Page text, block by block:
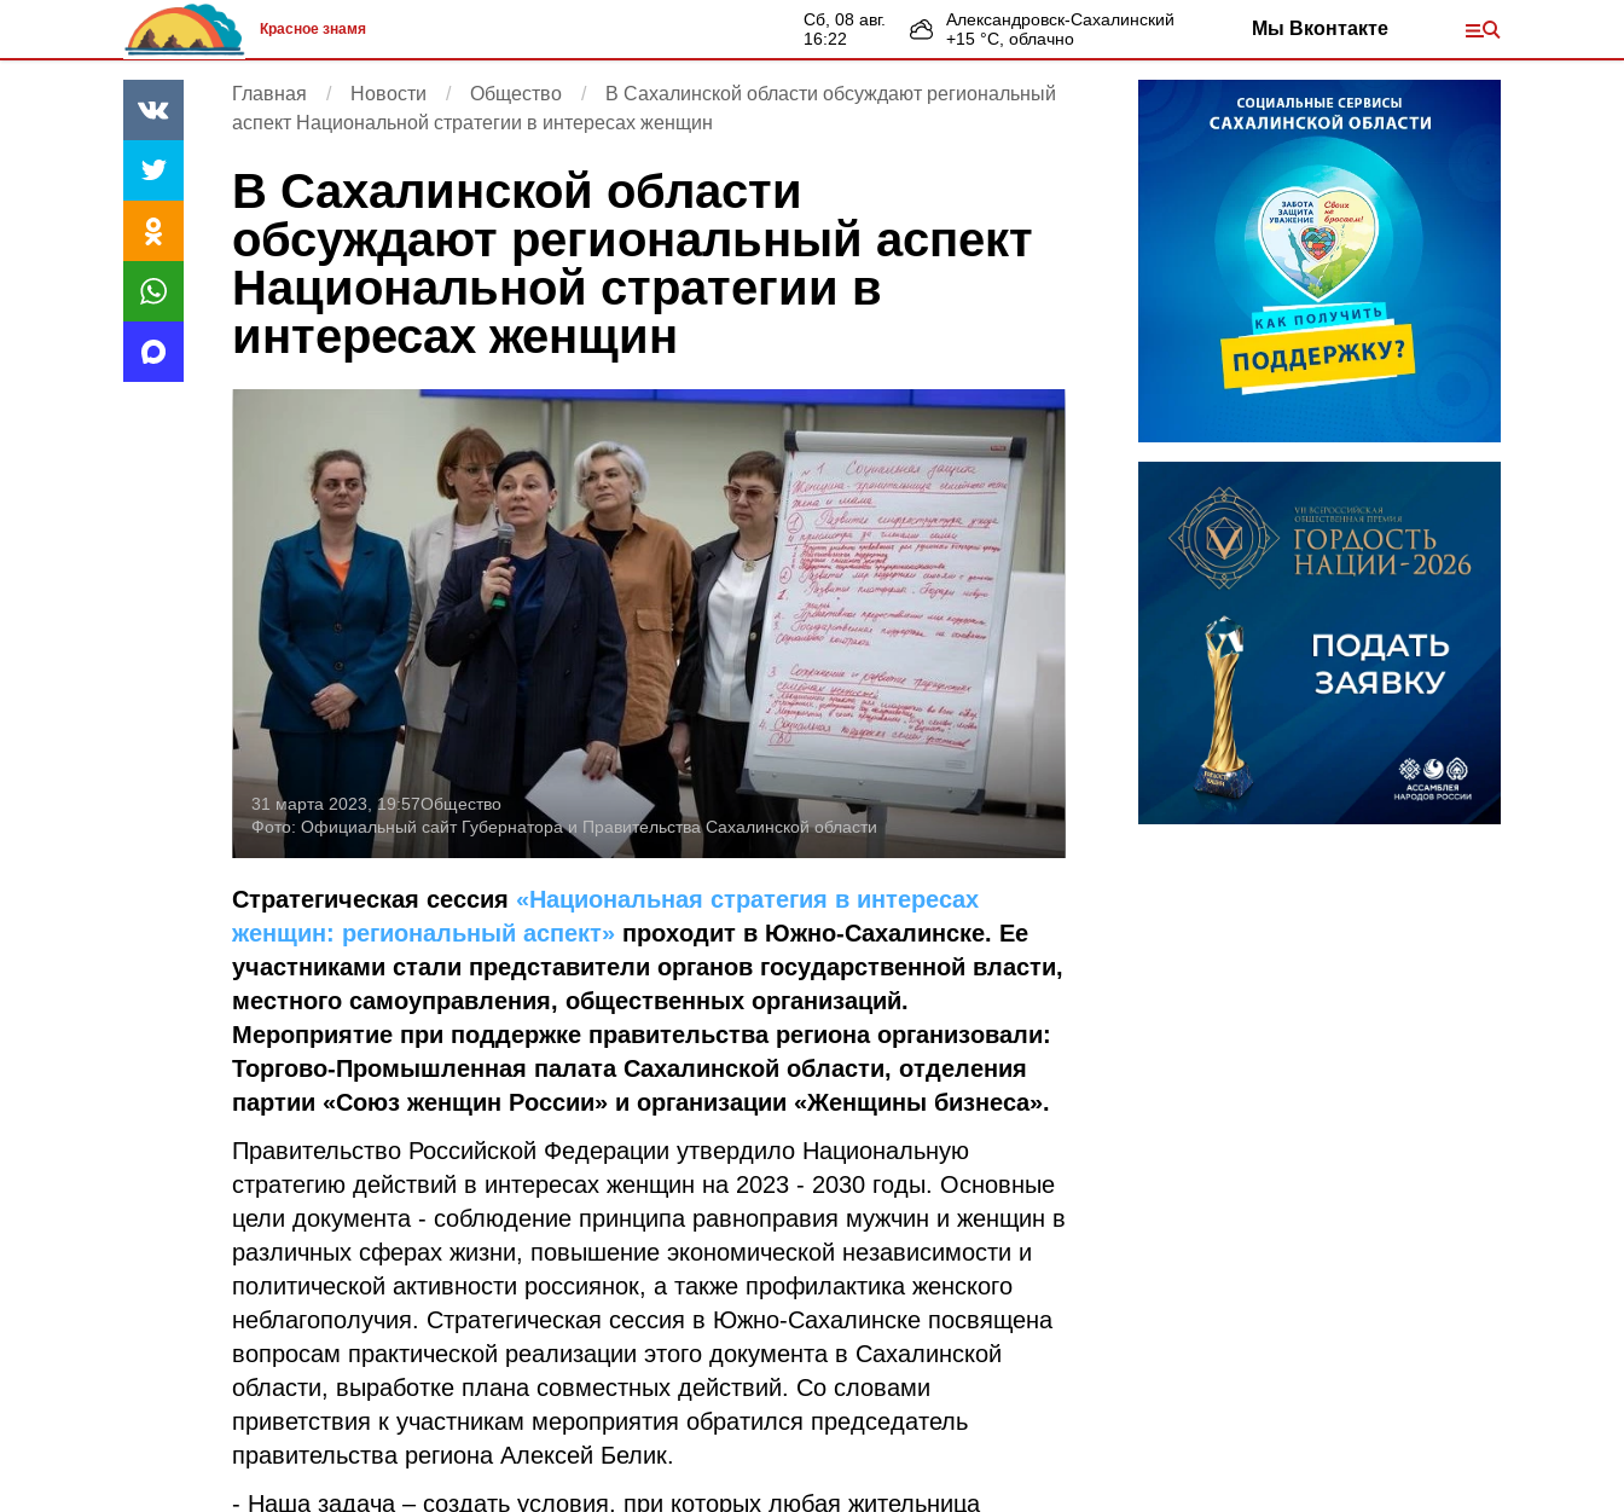
Красное знамя
сб, 08 авг.
16:22
Александровск-Сахалинский
+15 °С, облачно Мы Вконтакте
Главная Новости Общество
В Сахалинской области обсуждают региональный
аспект Национальной стратегии в интересах женщин
В Сахалинской области
обсуждают региональный аспект
Национальной стратегии в
интересах женщин
31 марта 2023, 19:57Общество
Фото: Официальный сайт Губернатора и Правительства Сахалинской области
Стратегическая сессия «Национальная стратегия в интересах
женщин: региональный аспект» проходит в Южно-Сахалинске. Ее
участниками стали представители органов государственной власти,
местного самоуправления, общественных организаций.
Мероприятие при поддержке правительства региона организовали:
Торгово-Промышленная палата Сахалинской области, отделения
партии «Союз женщин России» и организации «Женщины бизнеса».
Правительство Российской Федерации утвердило Национальную
стратегию действий в интересах женщин на 2023 - 2030 годы. Основные
цели документа - соблюдение принципа равноправия мужчин и женщин в
различных сферах жизни, повышение экономической независимости и
политической активности россиянок, а также профилактика женского
неблагополучия. Стратегическая сессия в Южно-Сахалинске посвящена
вопросам практической реализации этого документа в Сахалинской
области, выработке плана совместных действий. Со словами
приветствия к участникам мероприятия обратился председатель
правительства региона Алексей Белик.
- Наша задача – создать условия, при которых любая жительница